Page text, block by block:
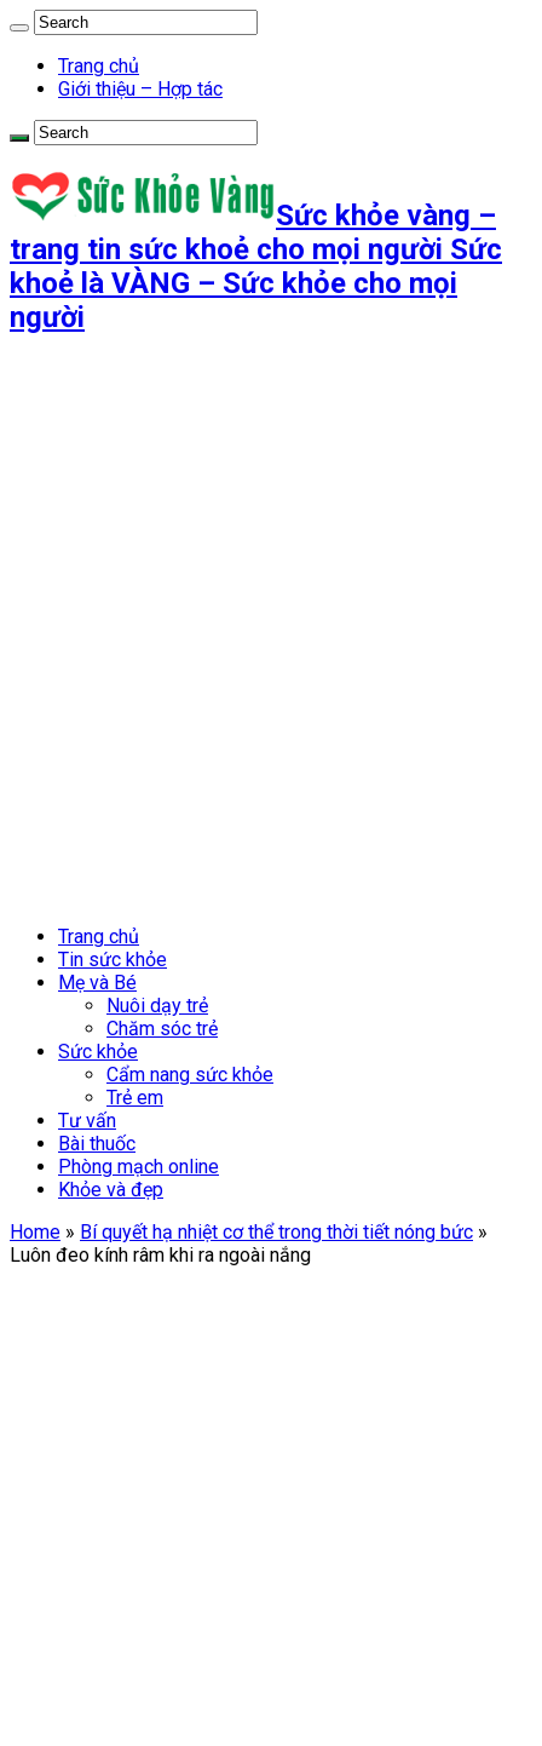
Trang chủ
Giới thiệu – Hợp tác
Sức khỏe vàng –
trang tin sức khoẻ cho mọi người Sức
khoẻ là VÀNG – Sức khỏe cho mọi
người
Trang chủ
Tin sức khỏe
Mẹ và Bé
Nuôi dạy trẻ
Chăm sóc trẻ
Sức khỏe
Cẩm nang sức khỏe
Trẻ em
Tư vấn
Bài thuốc
Phòng mạch online
Khỏe và đẹp
Home » Bí quyết hạ nhiệt cơ thể trong thời tiết nóng bức »
Luôn đeo kính râm khi ra ngoài nắng